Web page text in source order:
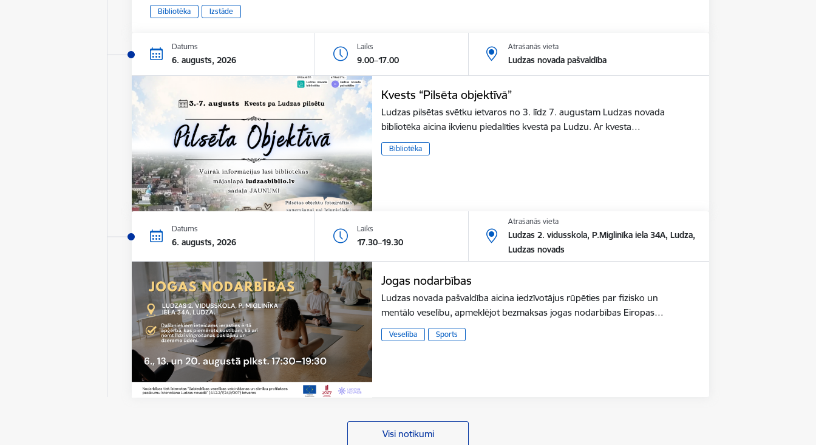
Bibliotēka Izstāde
Datums
6. augusts, 2026
Laiks
9.00–17.00
Atrašanās vieta
Ludzas novada pašvaldība
Kvests “Pilsēta objektīvā”
Ludzas pilsētas svētku ietvaros no 3. līdz 7. augustam Ludzas novada
bibliotēka aicina ikvienu piedalīties kvestā pa Ludzu. Ar kvesta…
Bibliotēka
Datums
6. augusts, 2026
Laiks
17.30–19.30
Atrašanās vieta
Ludzas 2. vidusskola, P.Miglinīka iela 34A, Ludza,
Ludzas novads
Jogas nodarbības
Ludzas novada pašvaldība aicina iedzīvotājus rūpēties par fizisko un
mentālo veselību, apmeklējot bezmaksas jogas nodarbības Eiropas…
Veselība Sports
Visi notikumi